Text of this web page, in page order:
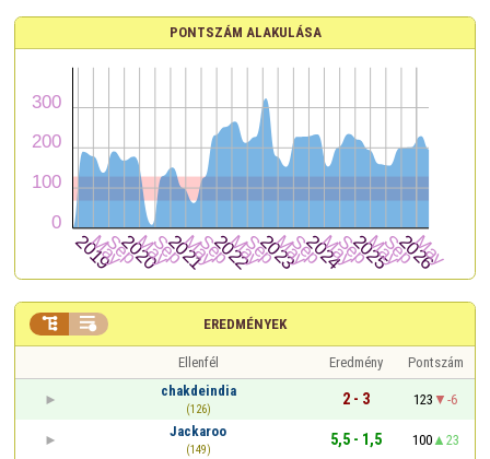
PONTSZÁM ALAKULÁSA
EREDMÉNYEK
 
Ellenfél Eredmény
Pontszám
chakdeindia
(126)
2 - 3 123
-6
Jackaroo
(149)
5,5 - 1,5 100
23